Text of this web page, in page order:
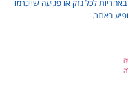
לכל נזק או פגיעה שייגרמו
באתר.